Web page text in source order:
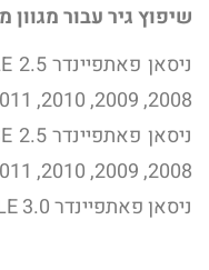
שיפוץ גיר עבור
2008, 2009, 2010, 2011, 2013, 2014
2008, 2009, 2010, 2011, 2012, 2013, 2014
ניסאן פאתפיינדר 3.0 LE שנות ייצור: 2011, 2012